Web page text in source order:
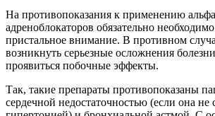
На противопоказания к применению
адреноблокаторов обязательно
пристальное внимание. В противном
возникнуть серьезные осложнения
проявиться побочные эффекты.
Так, такие препараты противопоказаны
сердечной недостаточностью (если она не